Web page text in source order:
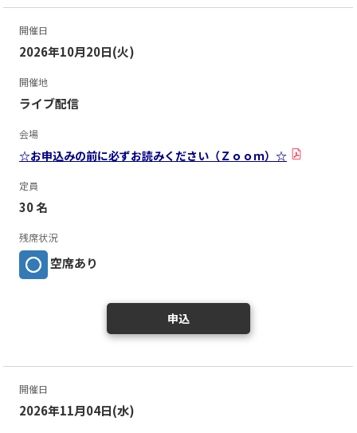
開催日
2026年10月20日(火)
開催地
ライブ配信
会場
☆お申込みの前に必ずお読みください（Ｚｏｏｍ）☆
定員
30 名
残席状況
空席あり
申込
開催日
2026年11月04日(水)